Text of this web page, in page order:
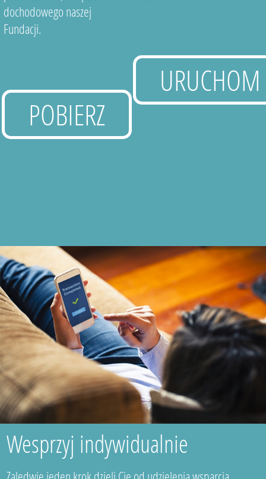
dochodowego naszej
Fundacji.
POBIERZ
URUCHOM
Wesprzyj indywidualnie